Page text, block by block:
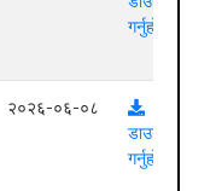
गर्नुहोस्
२०२६-०६-०८
डाउनलोड
गर्नुहोस्